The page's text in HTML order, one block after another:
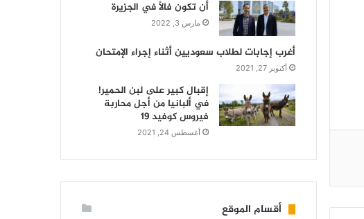
أن تكون فالاً في الجزيرة
مارس 3, 2022
أغرب إجابات لطلاب سعوديين أثناء إجراء الإمتحان
أكتوبر 27, 2021
إقبال كبير على لبن الحمير!
في ألبانيا من أجل محاربة
فيروس كوفيد 19
أغسطس 24, 2021
أقسام الموقع